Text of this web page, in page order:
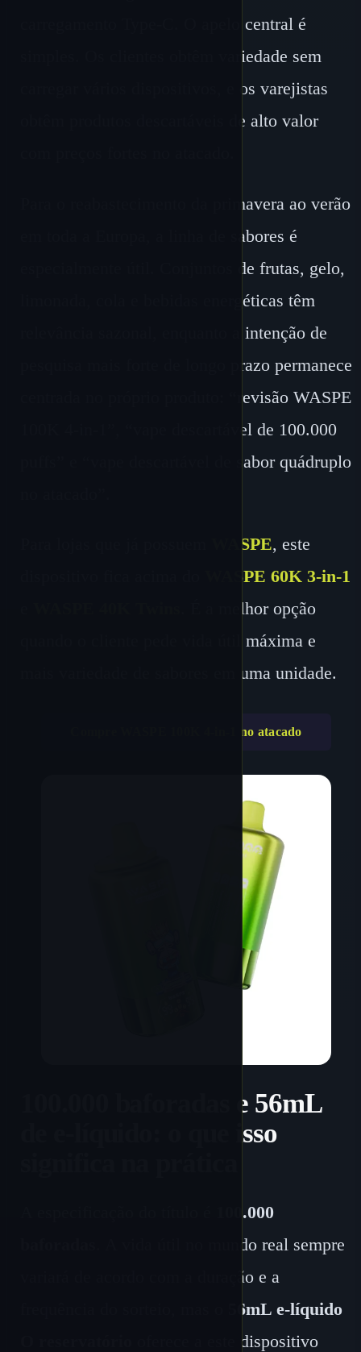
carregamento Type-C. O apelo central é
simples. Os clientes obtêm variedade sem
carregar vários dispositivos, e os varejistas
obtêm produtos descartáveis ​​de alto valor
Para o reabastecimento da primavera ao verão
em toda a Europa, a linha de sabores é
especialmente útil. Conjuntos de frutas, gelo,
limonada, cola e bebidas energéticas têm
relevância sazonal, enquanto a intenção de
pesquisa mais forte de longo prazo permanece
centrada no próprio produto: “revisão WASPE
100K 4-in-1”, “vape descartável de 100.000
puffs” e “vape descartável de sabor quádruplo
WASPE, este
WASPE 60K 3-in-1
. É a melhor opção
quando o cliente pede vida útil máxima e
mais variedade de sabores em uma unidade.
Compre WASPE 100K 4-in-1 no atacado
100.000 baforadas e 56mL
de e-líquido: o que isso
100.000
. A vida útil no mundo real sempre
variará de acordo com a duração e a
56mL e-líquido
oferece a este dispositivo